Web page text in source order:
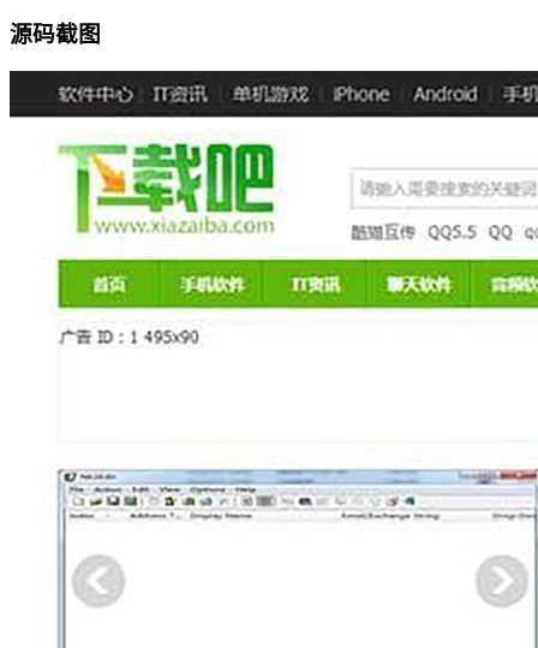
源码截图